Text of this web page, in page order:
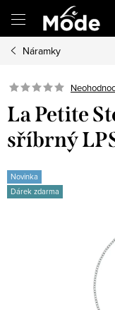
obsah
Náramky
La Petite
sříbrný
Novinka
Dárek zdarma